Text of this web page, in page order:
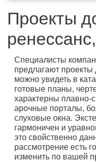
Проекты
Специалисты
предлагают
можно увидеть в
готовые планы,
характерны плавно-
арочные порталы,
слуховые окна.
гармоничен и
это свойственно
рассмотрение есть
изменить по вашей